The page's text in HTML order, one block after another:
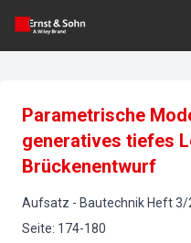
Parametrische
generatives tiefes
Brückenentwurf
Aufsatz - Bautechnik Heft3/
Seite: 174-180